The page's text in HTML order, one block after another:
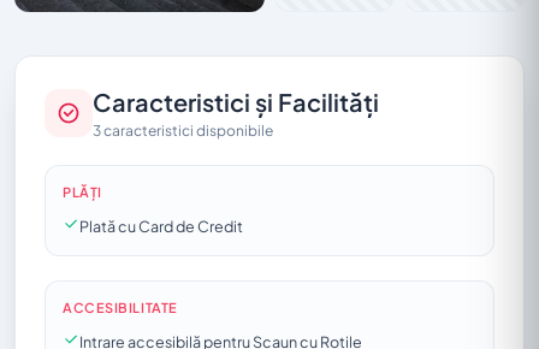
Caracteristici și Facilități
3 caracteristici disponibile
PLĂȚI
Plată cu Card de Credit
ACCESIBILITATE
Intrare accesibilă pentru Scaun cu Rotile